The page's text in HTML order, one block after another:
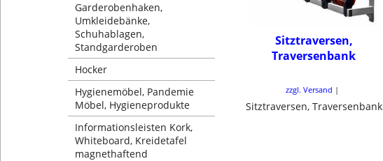
Garderobenhaken,
Umkleidebänke,
Schuhablagen,
Standgarderoben
Hocker
Hygienemöbel, Pandemie
Möbel, Hygieneprodukte
Informationsleisten Kork,
Whiteboard, Kreidetafel
magnethaftend
Sitztraversen,
Traversenbank
zzgl. Versand
Sitztraversen, Traversenbank